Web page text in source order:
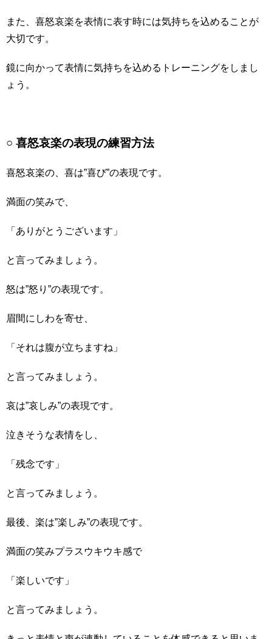
また、喜怒哀楽を表情に表す時には気持ちを込めることが
大切です。
鏡に向かって表情に気持ちを込めるトレーニングをしまし
ょう。
○ 喜怒哀楽の表現の練習方法
喜怒哀楽の、喜は”喜び”の表現です。
満面の笑みで、
「ありがとうございます」
と言ってみましょう。
怒は”怒り”の表現です。
眉間にしわを寄せ、
「それは腹が立ちますね」
と言ってみましょう。
哀は”哀しみ”の表現です。
泣きそうな表情をし、
「残念です」
と言ってみましょう。
最後、楽は”楽しみ”の表現です。
満面の笑みプラスウキウキ感で
「楽しいです」
と言ってみましょう。